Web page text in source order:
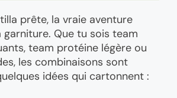
prête, la vraie aventure
garniture. Que tu sois team
team protéine légère ou
les combinaisons sont
idées qui cartonnent :